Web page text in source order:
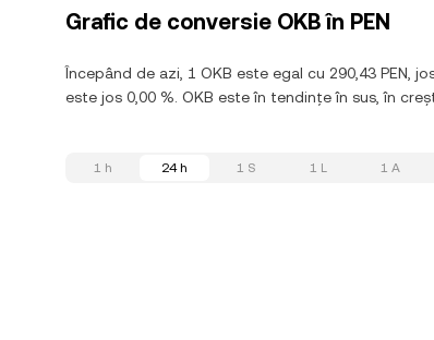
Grafic de conversie OKB în PEN
Începând de azi, 1 OKB este egal cu 290,43 PEN,
este jos 0,00 %. OKB este în tendințe în sus, în
1 h 24 h 1 S 1 L 1 A